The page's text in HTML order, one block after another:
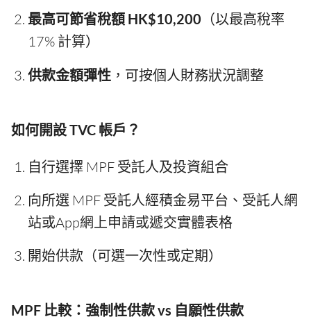
最高可節省稅額 HK$10,200 （以最高稅率
17% 計算）
供款金額彈性 ，可按個人財務狀況調整
如何開設 TVC 帳戶？
自行選擇 MPF 受託人及投資組合
向所選 MPF 受託人經積金易平台、受託人網
站或App網上申請或遞交實體表格
開始供款（可選一次性或定期）
MPF 比較：強制性供款 vs 自願性供款